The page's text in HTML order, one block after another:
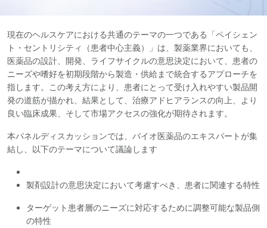
現在のヘルスケアにおける共通のテーマの一つである「ペイシェン
ト・セントリシティ（患者中心主義）」は、製薬業界においても、
医薬品の設計、開発、ライフサイクルの意思決定において、患者の
ニーズや嗜好を初期段階から製造・供給まで統合するアプローチを
指します。この考え方により、患者にとって受け入れやすい製品開
発の道筋が描かれ、結果として、治療アドヒアランスの向上、より
良い臨床成果、そして市場アクセスの強化が期待されます。
本パネルディスカッションでは、バイオ医薬品のエキスパートが集
結し、以下のテーマについて議論します
製剤設計の意思決定において考慮すべき、患者に関連する特性
ターゲット患者層のニーズに対応するために調整可能な製品側
の特性